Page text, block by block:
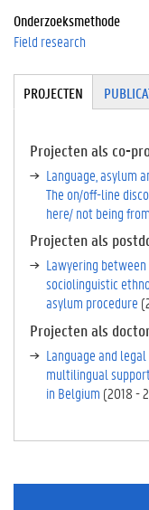
Onderzoeksmethode
Field research
Tabgroup
PROJECTEN
TI
E
V
E
T
A
B
B
L
D
)
Projecten als co-
Language, asylum
The on/off-line
here/ not being
Projecten als
Lawyering
sociolinguistic
asylum procedure (
Projecten als
Language and
multilingual
in Belgium (2018-